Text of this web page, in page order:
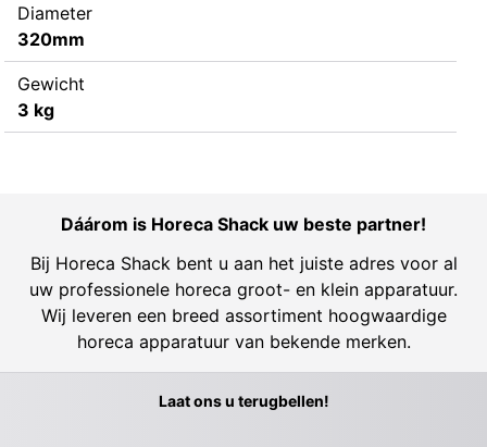
Diameter
320mm
Gewicht
3 kg
Dáárom is Horeca Shack uw beste partner!
Bij Horeca Shack bent u aan het juiste adres voor al
uw professionele horeca groot- en klein apparatuur.
Wij leveren een breed assortiment hoogwaardige
horeca apparatuur van bekende merken.
Laat ons u terugbellen!